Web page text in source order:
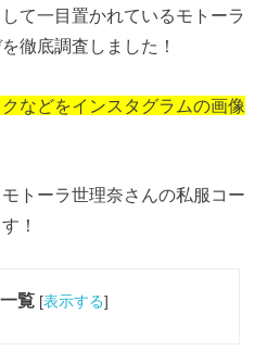
て一目置かれているモトーラ
徹底調査しました！
などをインスタグラムの画像
トーラ世理奈さんの私服コー
！
覧 [表示する]